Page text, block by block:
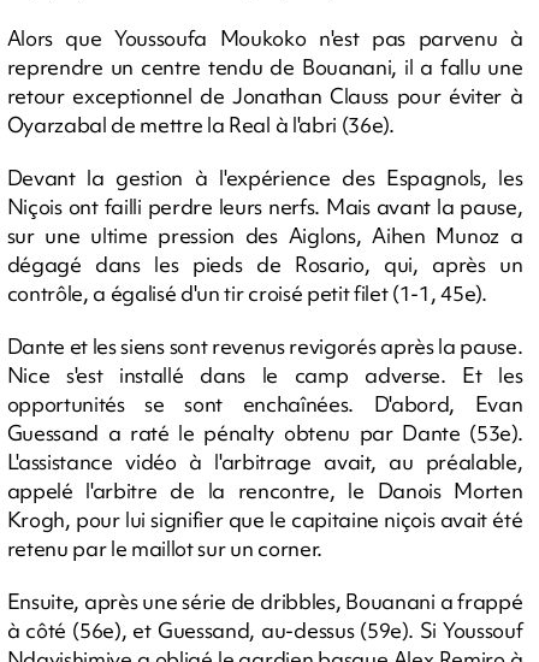
Alors que Youssoufa Moukoko n'est pas parvenu à
reprendre un centre tendu de Bouanani, il a fallu une
retour exceptionnel de Jonathan Clauss pour éviter à
Oyarzabal de mettre la Real à l'abri (36e).
Devant la gestion à l'expérience des Espagnols, les
Niçois ont failli perdre leurs nerfs. Mais avant la pause,
sur une ultime pression des Aiglons, Aihen Munoz a
dégagé dans les pieds de Rosario, qui, après un
contrôle, a égalisé d'un tir croisé petit filet (1-1, 45e).
Dante et les siens sont revenus revigorés après la pause.
Nice s'est installé dans le camp adverse. Et les
opportunités se sont enchaînées. D'abord, Evan
Guessand a raté le pénalty obtenu par Dante (53e).
L'assistance vidéo à l'arbitrage avait, au préalable,
appelé l'arbitre de la rencontre, le Danois Morten
Krogh, pour lui signifier que le capitaine niçois avait été
retenu par le maillot sur un corner.
Ensuite, après une série de dribbles, Bouanani a frappé
à côté (56e), et Guessand, au-dessus (59e). Si Youssouf